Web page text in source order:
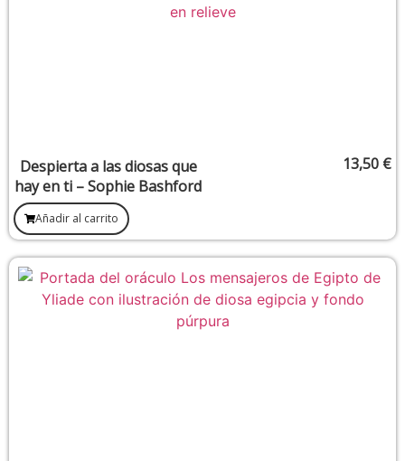
Despierta a las diosas que
hay en ti – Sophie Bashford
13,50 €
Añadir al carrito